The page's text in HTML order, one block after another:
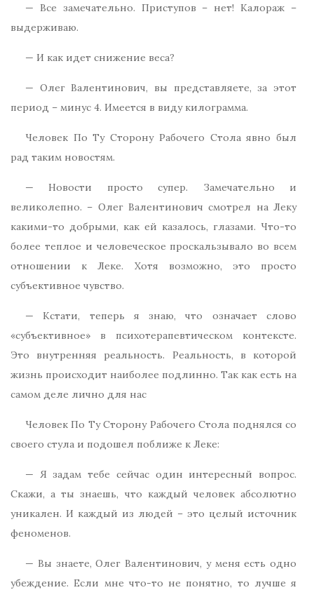
— Все замечательно. Приступов – нет! Калораж –
выдерживаю.
— И как идет снижение веса?
— Олег Валентинович, вы представляете, за этот
период – минус 4. Имеется в виду килограмма.
Человек По Ту Сторону Рабочего Стола явно был
рад таким новостям.
— Новости просто супер. Замечательно и
великолепно. – Олег Валентинович смотрел на Леку
какими-то добрыми, как ей казалось, глазами. Что-то
более теплое и человеческое проскальзывало во всем
отношении к Леке. Хотя возможно, это просто
субъективное чувство.
— Кстати, теперь я знаю, что означает слово
«субъективное» в психотерапевтическом контексте.
Это внутренняя реальность. Реальность, в которой
жизнь происходит наиболее подлинно. Так как есть на
самом деле лично для нас
Человек По Ту Сторону Рабочего Стола поднялся со
своего стула и подошел поближе к Леке:
— Я задам тебе сейчас один интересный вопрос.
Скажи, а ты знаешь, что каждый человек абсолютно
уникален. И каждый из людей – это целый источник
феноменов.
— Вы знаете, Олег Валентинович, у меня есть одно
убеждение. Если мне что-то не понятно, то лучше я